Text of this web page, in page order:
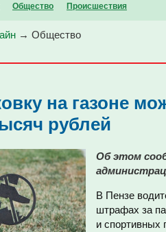
Общество Проиcшествия
→ Общество
на газоне
рублей
Об этом
В Пензе
штрафах за
и спортивных